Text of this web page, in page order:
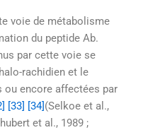
voie de métabolisme
du peptide Ab.
par cette voie se
rachidien et le
ou encore affectées par
[33] [34](Selkoe et al.,
et al., 1989 ;